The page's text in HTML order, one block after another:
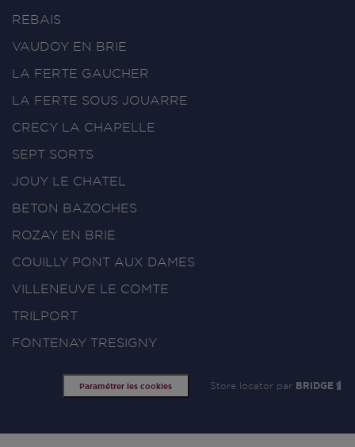
REBAIS
VAUDOY EN BRIE
LA FERTE GAUCHER
LA FERTE SOUS JOUARRE
CRECY LA CHAPELLE
SEPT SORTS
JOUY LE CHATEL
BETON BAZOCHES
ROZAY EN BRIE
COUILLY PONT AUX DAMES
VILLENEUVE LE COMTE
TRILPORT
FONTENAY TRESIGNY
Paramétrer les cookies Store locator par BRIDGE